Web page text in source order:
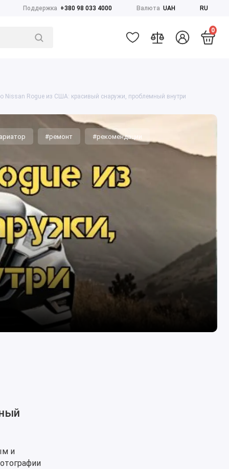
Поддержка +380 98 033 4000 Валюта UAH RU
0
Nissan Rogue из США: красивый снаружи, проблемный внутри
#ремонт #рекомендации
и